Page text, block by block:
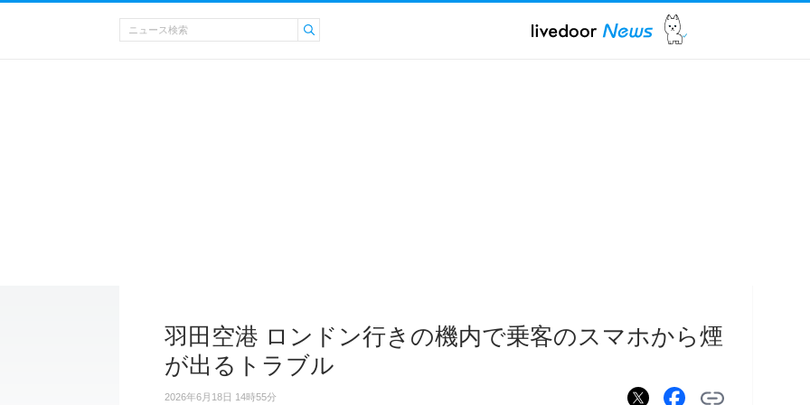
羽田空港 ロンドン行きの機内で乗客のスマホから煙
が出るトラブル
2026年6月18日 14時55分